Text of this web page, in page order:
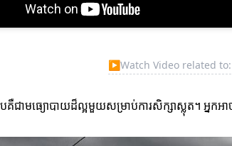
▶Watch Video related
គឺជាមធ្យោបាយដ៏ល្អមួយសម្រាប់ការសិក្សាស្លុត។ អ្ន